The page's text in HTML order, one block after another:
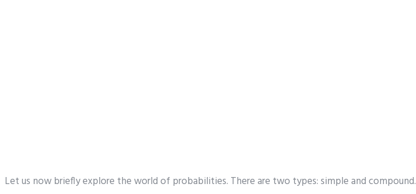
Let us now briefly explore the world of probabilities. There are two types: simple and compound.